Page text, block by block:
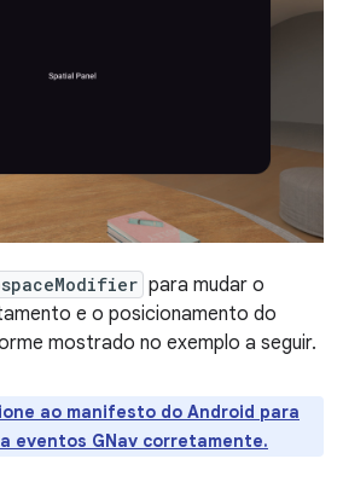
para mudar o
e o posicionamento do
mostrado no exemplo a seguir.
ao manifesto do Android para
eventos GNav corretamente.